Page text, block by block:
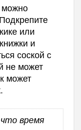
можно
или
и
соской с
не может
может
время